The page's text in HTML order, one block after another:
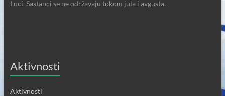
Luci. Sastanci se ne održavaju tokom jula i avgusta.
Aktivnosti
Aktivnosti